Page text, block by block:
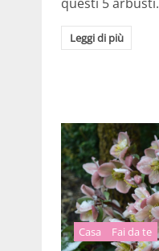
Leggi di più
Casa Fai da te